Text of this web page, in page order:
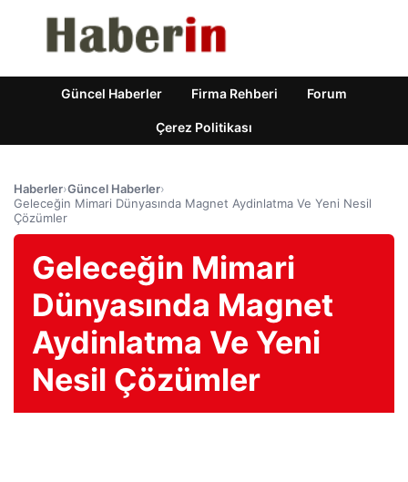
Güncel Haberler Firma Rehberi Forum
Çerez Politikası
Haberler›Güncel Haberler›
Geleceğin Mimari Dünyasında Magnet Aydinlatma Ve Yeni Nesil
Çözümler
Geleceğin Mimari
Dünyasında Magnet
Aydinlatma Ve Yeni
Nesil Çözümler